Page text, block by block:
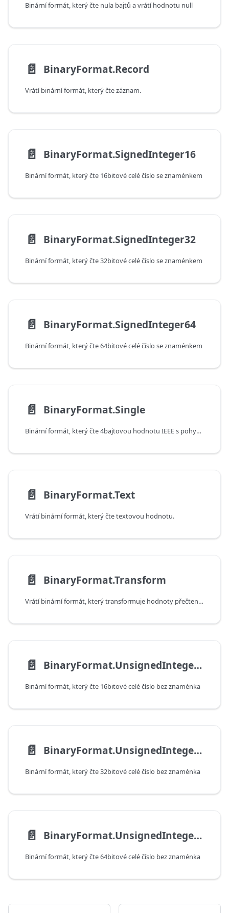
Binární formát, který čte nula bajtů a vrátí hodnotu null
📄️ BinaryFormat.Record
Vrátí binární formát, který čte záznam.
📄️ BinaryFormat.SignedInteger16
Binární formát, který čte 16bitové celé číslo se znaménkem
📄️ BinaryFormat.SignedInteger32
Binární formát, který čte 32bitové celé číslo se znaménkem
📄️ BinaryFormat.SignedInteger64
Binární formát, který čte 64bitové celé číslo se znaménkem
📄️ BinaryFormat.Single
Binární formát, který čte 4bajtovou hodnotu IEEE s pohyblivou desetinnou čárkou s jednoduchou přesností.
📄️ BinaryFormat.Text
Vrátí binární formát, který čte textovou hodnotu.
📄️ BinaryFormat.Transform
Vrátí binární formát, který transformuje hodnoty přečtené jiným binárním formátem.
📄️ BinaryFormat.UnsignedInteger16
Binární formát, který čte 16bitové celé číslo bez znaménka
📄️ BinaryFormat.UnsignedInteger32
Binární formát, který čte 32bitové celé číslo bez znaménka
📄️ BinaryFormat.UnsignedInteger64
Binární formát, který čte 64bitové celé číslo bez znaménka